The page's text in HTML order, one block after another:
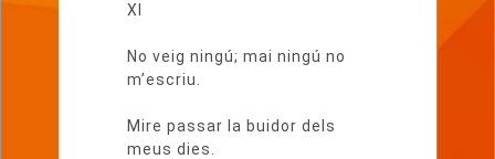
XI
No veig ningú; mai ningú no
m’escriu.
Mire passar la buidor dels
meus dies.